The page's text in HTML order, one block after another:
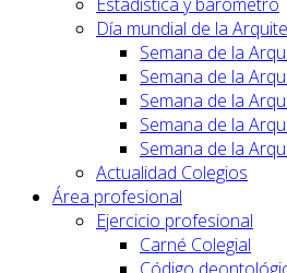
Día mundial de la
Semana de la
Semana de la
Semana de la
Semana de la
Semana de la
Actualidad Colegios
Área profesional
Ejercicio profesional
Carné Colegial